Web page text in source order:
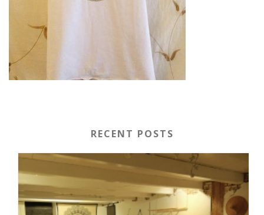
RECENT POSTS